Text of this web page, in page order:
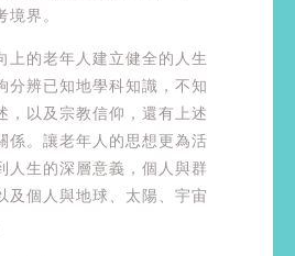
境界。
上的老年人建立健全的人生
分辨已知地學科知識，不知
，以及宗教信仰，還有上述
係。讓老年人的思想更為活
人生的深層意義，個人與群
及個人與地球、太陽、宇宙